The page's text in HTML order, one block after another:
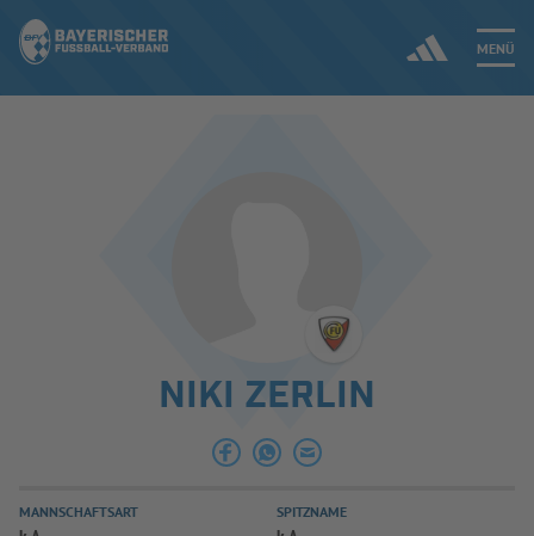
MENÜ
SPIELBETRIEB & VERBANDSLEBEN
AUSBILDUNG & FÖRDERUNG
NIKI ZERLIN
MANNSCHAFTSART SPITZNAME